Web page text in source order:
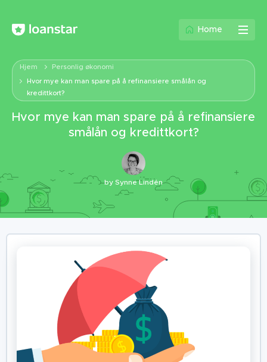
Home
Hjem Personlig økonomi
Hvor mye kan man spare på å refinansiere smålån og
kredittkort?
Hvor mye kan man spare på å refinansiere
smålån og kredittkort?
by Synne Lindén